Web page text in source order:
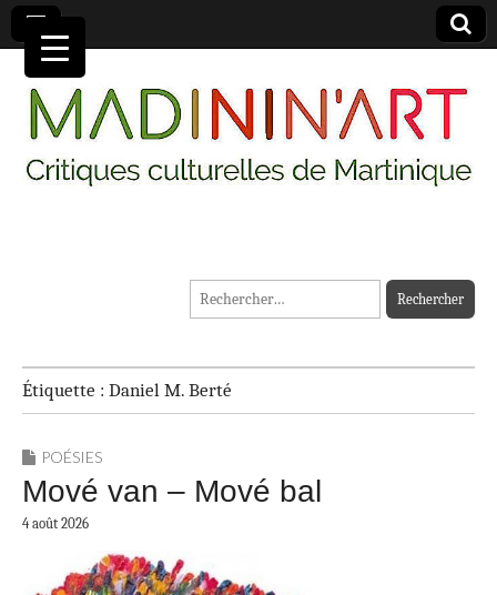
MADININ'ART
Rechercher :
Étiquette : Daniel M. Berté
POÉSIES
Mové van – Mové bal
4 août 2026